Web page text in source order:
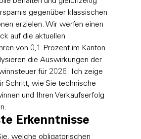
gegenüber klassischen
erzielen. Wir werfen einen
auf die aktuellen
von 0,1 Prozent im Kanton
die Auswirkungen der
für 2026. Ich zeige
Schritt, wie Sie technische
und Ihren Verkaufserfolg
Erkenntnisse
welche obligatorischen